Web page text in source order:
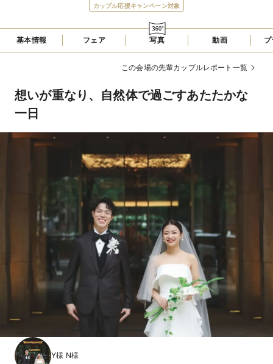
カップル応援キャンペーン対象
基本情報 フェア 写真 動画
この会場の先輩カップルレポート一覧
想いが重なり、自然体で過ごすあたたかな
一日
Y様 N様